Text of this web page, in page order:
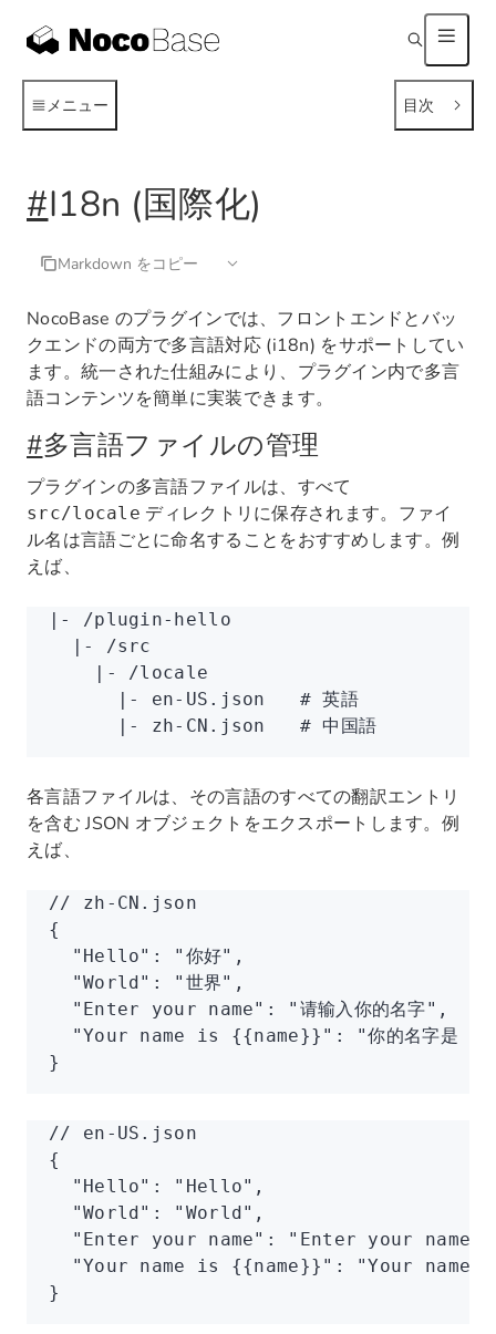
メニュー 目次
#I18n (国際化)
Markdown をコピー
NocoBase のプラグインでは、フロントエンドとバッ
クエンドの両方で多言語対応 (i18n) をサポートしてい
ます。統一された仕組みにより、プラグイン内で多言
語コンテンツを簡単に実装できます。
#多言語ファイルの管理
プラグインの多言語ファイルは、すべて
src/locale ディレクトリに保存されます。ファイ
ル名は言語ごとに命名することをおすすめします。例
えば、
| -
/plugin-hello
  |
-
/src
    |
-
/locale
      |
- en-US.json
   # 英語
      |
- zh-CN.json
   # 中国語
各言語ファイルは、その言語のすべての翻訳エントリ
を含む JSON オブジェクトをエクスポートします。例
えば、
// zh-CN.json
{
  "Hello"
: "你好" ,
  "World"
: "世界" ,
  "Enter your name"
: "请输入你的名字" ,
  "Your name is {{name}}"
:
"你的名字是
}
// en-US.json
{
  "Hello"
: "Hello" ,
  "World"
: "World" ,
  "Enter your name"
: "Enter your name"
  "Your name is {{name}}"
:
"Your name
}